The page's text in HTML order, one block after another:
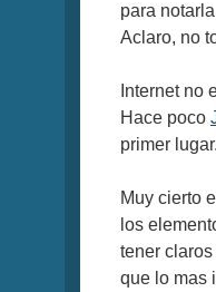
para
Aclaro, no
Internet no
Hace poco
primer lugar.
Muy cierto
los
tener
que lo mas